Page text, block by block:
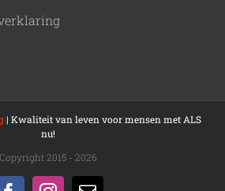
| Kwaliteit van leven voor mensen met ALS
nu!
Copyright 2015 - 2026